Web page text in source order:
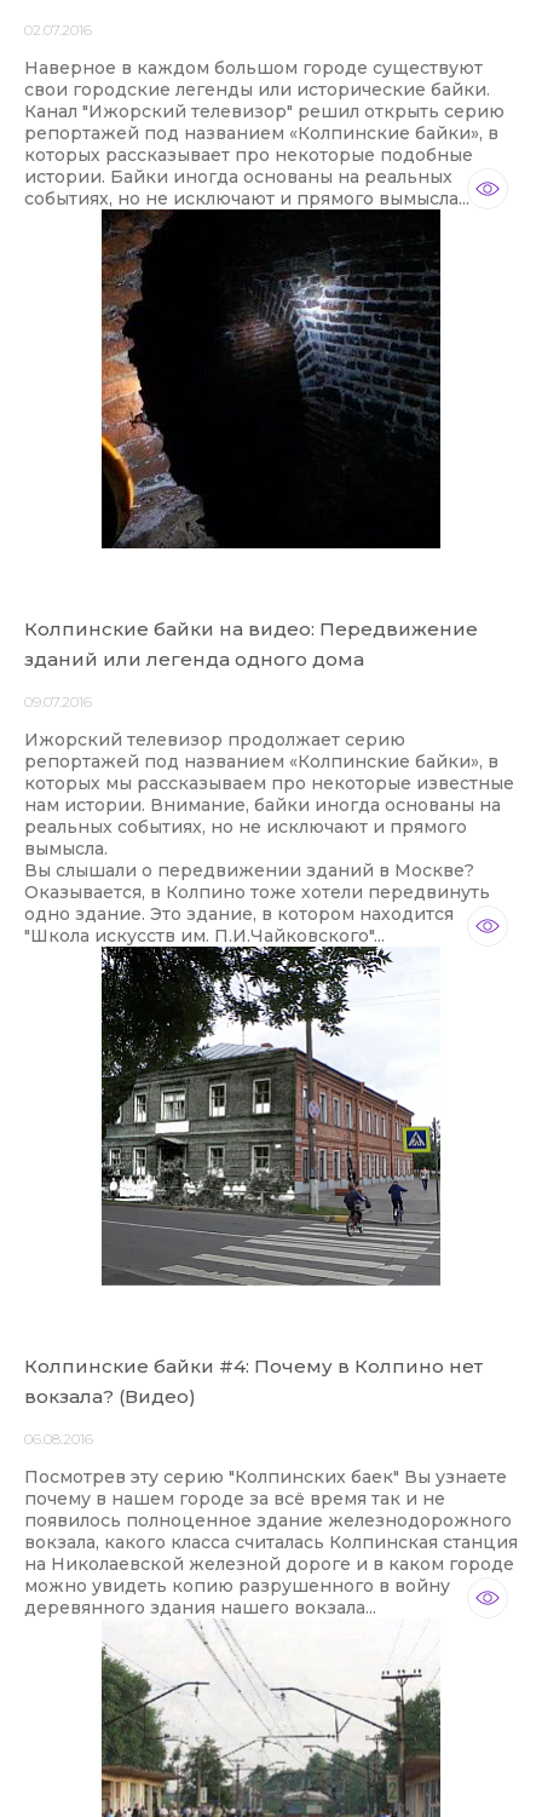
02.07.2016
Наверное в каждом большом городе существуют
свои городские легенды или исторические байки.
Канал "Ижорский телевизор" решил открыть серию
репортажей под названием «Колпинские байки», в
которых рассказывает про некоторые подобные
истории. Байки иногда основаны на реальных
событиях, но не исключают и прямого вымысла...
Колпинские байки на видео: Передвижение
зданий или легенда одного дома
09.07.2016
Ижорский телевизор продолжает серию
репортажей под названием «Колпинские байки», в
которых мы рассказываем про некоторые известные
нам истории. Внимание, байки иногда основаны на
реальных событиях, но не исключают и прямого
вымысла.
Вы слышали о передвижении зданий в Москве?
Оказывается, в Колпино тоже хотели передвинуть
одно здание. Это здание, в котором находится
"Школа искусств им. П.И.Чайковского"...
Колпинские байки #4: Почему в Колпино нет
вокзала? (Видео)
06.08.2016
Посмотрев эту серию "Колпинских баек" Вы узнаете
почему в нашем городе за всё время так и не
появилось полноценное здание железнодорожного
вокзала, какого класса считалась Колпинская станция
на Николаевской железной дороге и в каком городе
можно увидеть копию разрушенного в войну
деревянного здания нашего вокзала...